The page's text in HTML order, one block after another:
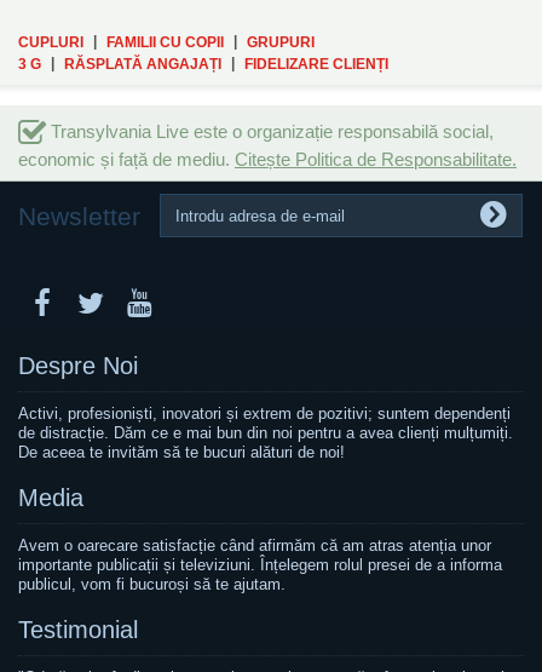
CUPLURI FAMILII CU COPII
GRUPURI
3 G
RĂSPLATĂ ANGAJAȚI FIDELIZARE CLIENȚI
Transylvania Live este o organizație responsabilă social,
economic și față de mediu. Citește Politica de Responsabilitate.
Newsletter
Despre Noi
Activi, profesioniști, inovatori și extrem de pozitivi; suntem dependenți
de distracție. Dăm ce e mai bun din noi pentru a avea clienți mulțumiți.
De aceea te invităm să te bucuri alături de noi!
Media
Avem o oarecare satisfacție când afirmăm că am atras atenția unor
importante publicații și televiziuni. Înțelegem rolul presei de a informa
publicul, vom fi bucuroși să te ajutam.
Testimonial